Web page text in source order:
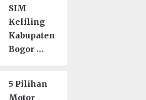
SIM
Keliling
Kabupaten
Bogor …
5 Pilihan
Motor